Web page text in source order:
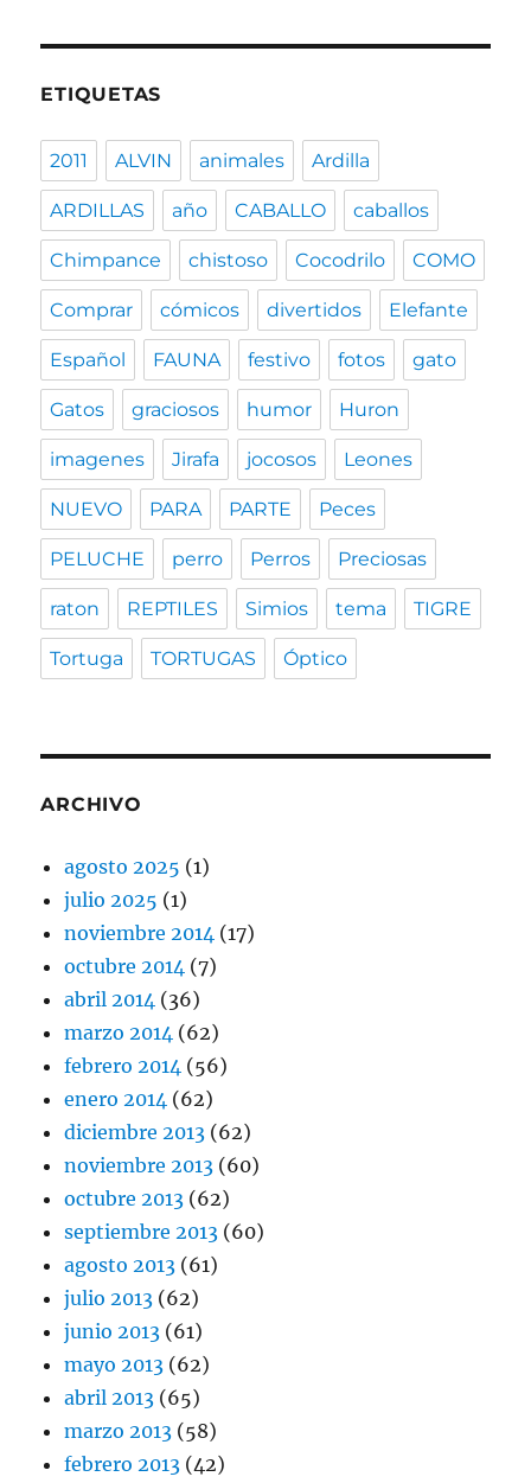
ETIQUETAS
2011 ALVIN animales Ardilla
ARDILLAS año CABALLO caballos
Chimpance chistoso Cocodrilo COMO
Comprar cómicos divertidos Elefante
Español FAUNA festivo fotos gato
Gatos graciosos humor Huron
imagenes Jirafa jocosos Leones
NUEVO PARA PARTE Peces
PELUCHE perro Perros Preciosas
raton REPTILES Simios tema TIGRE
Tortuga TORTUGAS Óptico
ARCHIVO
agosto 2025 (1)
julio 2025 (1)
noviembre 2014 (17)
octubre 2014 (7)
abril 2014 (36)
marzo 2014 (62)
febrero 2014 (56)
enero 2014 (62)
diciembre 2013 (62)
noviembre 2013 (60)
octubre 2013 (62)
septiembre 2013 (60)
agosto 2013 (61)
julio 2013 (62)
junio 2013 (61)
mayo 2013 (62)
abril 2013 (65)
marzo 2013 (58)
febrero 2013 (42)